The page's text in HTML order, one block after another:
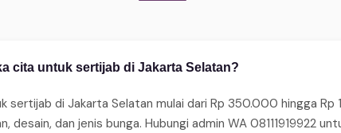
cita untuk sertijab di Jakarta Selatan?
sertijab di Jakarta Selatan mulai dari Rp 350.000 hingga Rp
desain, dan jenis bunga. Hubungi admin WA 08111919922